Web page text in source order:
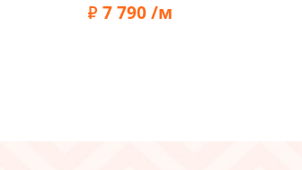
7 790 /м